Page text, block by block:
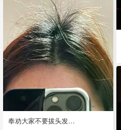
奉劝大家不要拔头发…